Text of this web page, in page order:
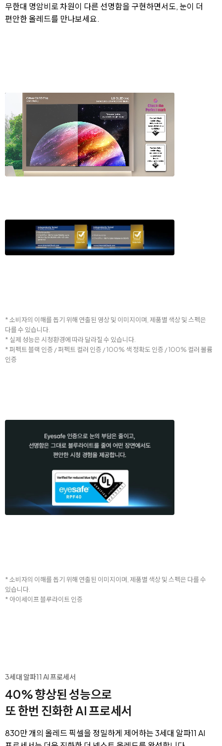
무한대 명암비로 차원이 다른 선명함을 구현하면서도, 눈이 더
편안한 올레드를 만나보세요.
* 소비자의 이해를 돕기 위해 연출된 영상 및 이미지이며, 제품별 색상 및 스펙은
다를 수 있습니다.
* 실제 성능은 시청환경에 따라 달라질 수 있습니다.
* 퍼펙트 블랙 인증 / 퍼펙트 컬러 인증 / 100% 색 정확도 인증 / 100% 컬러 볼륨
인증
* 소비자의 이해를 돕기 위해 연출된 이미지이며, 제품별 색상 및 스펙은 다를 수
있습니다.
* 아이세이프 블루라이트 인증
3세대 알파11 AI 프로세서
40% 향상된 성능으로
또 한번 진화한 AI 프로세서
830만 개의 올레드 픽셀을 정밀하게 제어하는 3세대 알파11 AI